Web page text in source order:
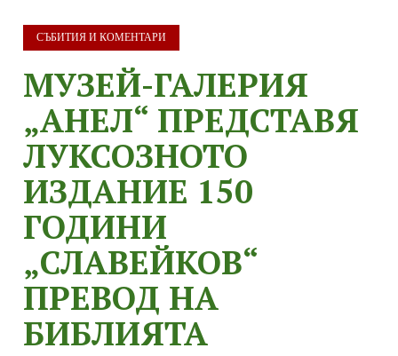
СЪБИТИЯ И КОМЕНТАРИ
МУЗЕЙ-ГАЛЕРИЯ
„АНЕЛ“ ПРЕДСТАВЯ
ЛУКСОЗНОТО
ИЗДАНИЕ 150
ГОДИНИ
„СЛАВЕЙКОВ“
ПРЕВОД НА
БИБЛИЯТА